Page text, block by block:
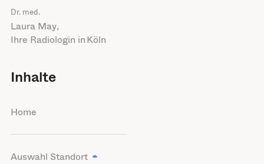
Dr. med.
Laura May,
Ihre Radiologin inKöln
Inhalte
Home
Auswahl Standort